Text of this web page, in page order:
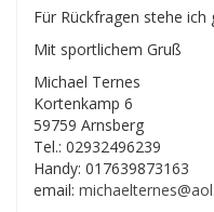
Für Rückfragen stehe ich
Mit sportlichem Gruß
Michael Ternes
Kortenkamp 6
59759 Arnsberg
Tel.: 02932496239
Handy: 017639873163
email: